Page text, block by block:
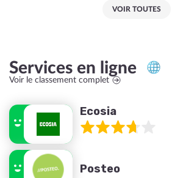
VOIR TOUTES
Services en ligne
Voir le classement complet
Ecosia
Posteo